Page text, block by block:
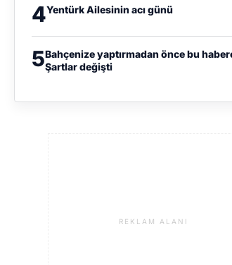
4Yentürk Ailesinin acı günü
5Bahçenize yaptırmadan önce bu
Şartlar değişti
REKLAM ALANI